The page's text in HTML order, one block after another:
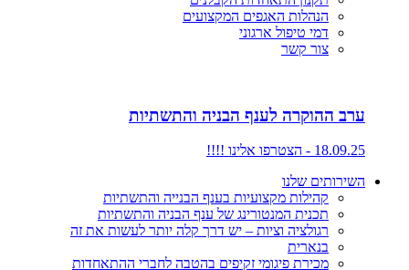
הנהלות האגפים המקצועים
דמי טיפול ארגוני
צור קשר
ערב ההוקרה לענף הבניה והתשתיות
18.09.25 - הצטרפו אלינו !!!!
השירותים שלנו
קהילות מקצועיות בענף הבנייה והתשתיות
תכנית המנטורינג של ענף הבניה והתשתיות
רגולציה וציות – יש דרך קלה יותר לעשות את זה
בנארית
מכירת פיגומי זקיפים בהטבה לחברי ההתאחדות